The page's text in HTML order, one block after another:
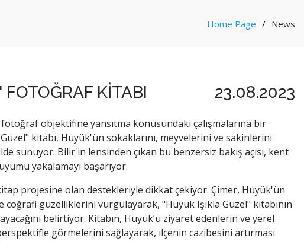
Home Page News
KİTABI 23.08.2023
objektifine yansıtma konusundaki çalışmalarına bir
kitabı, Hüyük'ün sokaklarını, meyvelerini ve sakinlerini
sunuyor. Bilir'in lensinden çıkan bu benzersiz bakış açısı, kent
yakalamayı başarıyor.
projesine olan destekleriyle dikkat çekiyor. Çimer, Hüyük'ün
coğrafi güzelliklerini vurgulayarak, "Hüyük Işıkla Güzel" kitabının
belirtiyor. Kitabın, Hüyük’ü ziyaret edenlerin ve yerel
görmelerini sağlayarak, ilçenin cazibesini artırması